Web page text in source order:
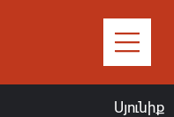
Սյունիք